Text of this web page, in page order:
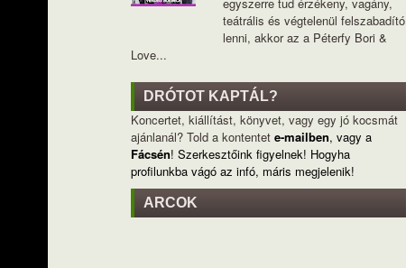
teátrális és végtelenül felszabadító
lenni, akkor az a Péterfy Bori &
Love...
DRÓTOT KAPTÁL?
Koncertet, kiállítást, könyvet, vagy egy jó kocsmát
ajánlanál? Told a kontentet e-mailben, vagy a
Fácsén! Szerkesztőink figyelnek! Hogyha
profilunkba vágó az infó, máris megjelenik!
ARCOK